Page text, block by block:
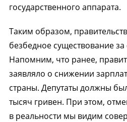
государственного аппарата.
Таким образом,
безбедное существование
Напомним, что ранее,
заявляло о снижении
страны. Депутаты должны
тысяч гривен. При этом,
в реальности мы видим